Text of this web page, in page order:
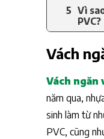
Vì
PVC?
Vách
Vách ngăn
năm qua,
sinh làm từ
PVC, cũng